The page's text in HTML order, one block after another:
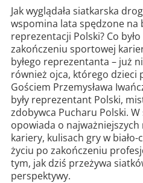
Jak wyglądała siatkarska
wspomina lata spędzone na
reprezentacji Polski? Co
zakończeniu sportowej
byłego reprezentanta – już
również ojca, którego dzieci
Gościem Przemysława
były reprezentant Polski,
zdobywca Pucharu Polski.
opowiada o
kariery, kulisach gry w
życiu po zakończeniu
tym, jak dziś przeżywa
perspektywy.